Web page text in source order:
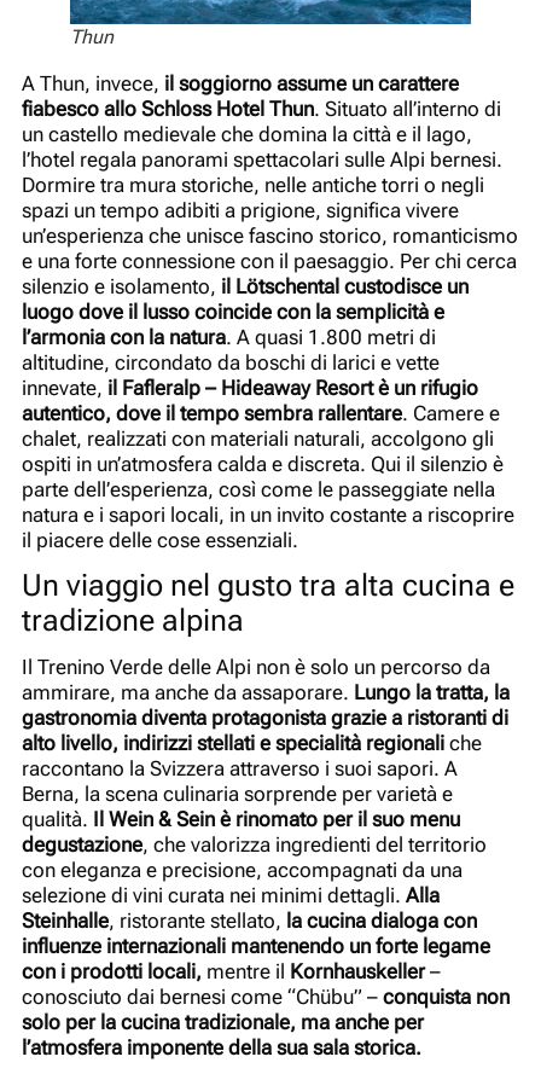
Thun
A Thun, invece, il soggiorno assume un carattere
fiabesco allo Schloss Hotel Thun. Situato all’interno di
un castello medievale che domina la città e il lago,
l’hotel regala panorami spettacolari sulle Alpi bernesi.
Dormire tra mura storiche, nelle antiche torri o negli
spazi un tempo adibiti a prigione, significa vivere
un’esperienza che unisce fascino storico, romanticismo
e una forte connessione con il paesaggio. Per chi cerca
silenzio e isolamento, il Lötschental custodisce un
luogo dove il lusso coincide con la semplicità e
l’armonia con la natura. A quasi 1.800 metri di
altitudine, circondato da boschi di larici e vette
innevate, il Fafleralp – Hideaway Resort è un rifugio
autentico, dove il tempo sembra rallentare. Camere e
chalet, realizzati con materiali naturali, accolgono gli
ospiti in un’atmosfera calda e discreta. Qui il silenzio è
parte dell’esperienza, così come le passeggiate nella
natura e i sapori locali, in un invito costante a riscoprire
il piacere delle cose essenziali.
Un viaggio nel gusto tra alta cucina e
tradizione alpina
Il Trenino Verde delle Alpi non è solo un percorso da
ammirare, ma anche da assaporare. Lungo la tratta, la
gastronomia diventa protagonista grazie a ristoranti di
alto livello, indirizzi stellati e specialità regionali che
raccontano la Svizzera attraverso i suoi sapori. A
Berna, la scena culinaria sorprende per varietà e
qualità. Il Wein & Sein è rinomato per il suo menu
degustazione, che valorizza ingredienti del territorio
con eleganza e precisione, accompagnati da una
selezione di vini curata nei minimi dettagli. Alla
Steinhalle, ristorante stellato, la cucina dialoga con
influenze internazionali mantenendo un forte legame
con i prodotti locali, mentre il Kornhauskeller–
conosciuto dai bernesi come “Chübu” – conquista non
solo per la cucina tradizionale, ma anche per
l’atmosfera imponente della sua sala storica.